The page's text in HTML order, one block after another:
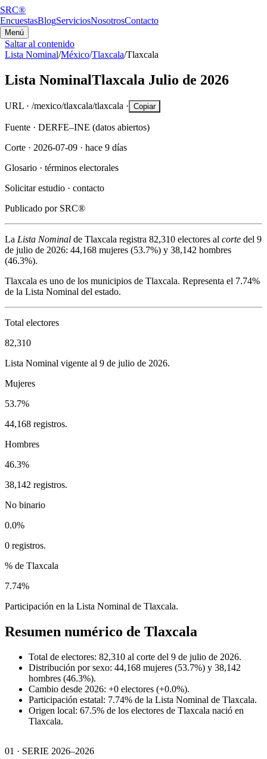
SRC®
EncuestasBlogServiciosNosotrosContacto
Menú
Saltar al contenido
Lista Nominal/México/Tlaxcala/Tlaxcala
Lista NominalTlaxcala Julio de 2026
URL · /mexico/tlaxcala/tlaxcala · Copiar
Fuente · DERFE–INE (datos abiertos)
Corte · 2026-07-09 · hace 9 días
Glosario · términos electorales
Solicitar estudio · contacto
Publicado por SRC®
La Lista Nominal de Tlaxcala registra 82,310 electores al corte del 9
de julio de 2026: 44,168 mujeres (53.7%) y 38,142 hombres
(46.3%).
Tlaxcala es uno de los municipios de Tlaxcala. Representa el 7.74%
de la Lista Nominal del estado.
Total electores
82,310
Lista Nominal vigente al 9 de julio de 2026.
Mujeres
53.7%
44,168 registros.
Hombres
46.3%
38,142 registros.
No binario
0.0%
0 registros.
% de Tlaxcala
7.74%
Participación en la Lista Nominal de Tlaxcala.
Resumen numérico de Tlaxcala
Total de electores: 82,310 al corte del 9 de julio de 2026.
Distribución por sexo: 44,168 mujeres (53.7%) y 38,142
hombres (46.3%).
Cambio desde 2026: +0 electores (+0.0%).
Participación estatal: 7.74% de la Lista Nominal de Tlaxcala.
Origen local: 67.5% de los electores de Tlaxcala nació en
Tlaxcala.
01 · SERIE 2026–2026